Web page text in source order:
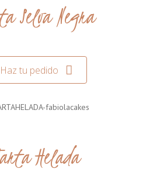
Selva Negra
Haz tu pedido
Helada